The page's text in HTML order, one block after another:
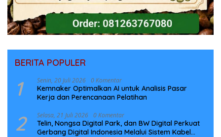
BERITA POPULER
1 Senin, 20 Juli 2026 0 Komentar
Kemnaker Optimalkan AI untuk Analisis Pasar
Kerja dan Perencanaan Pelatihan
2 Selasa, 21 Juli 2026 0 Komentar
Telin, Nongsa Digital Park, dan BW Digital Perkuat
Gerbang Digital Indonesia Melalui Sistem Kabel